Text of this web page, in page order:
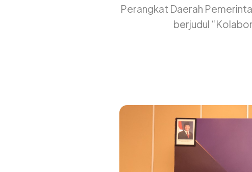
Perangkat Daerah
berjudul